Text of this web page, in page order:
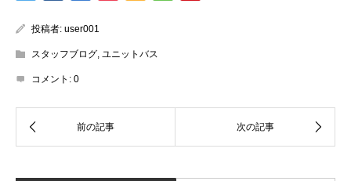
投稿者: user001
スタッフブログ, ユニットバス
コメント: 0